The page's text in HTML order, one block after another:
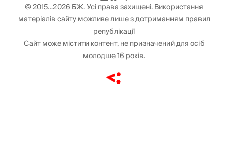
© 2015…2026 БЖ. Усі права захищені. Використання
матеріалів сайту можливе лише з дотриманням правил
републікації
Сайт може містити контент, не призначений для осіб
молодше 16 років.